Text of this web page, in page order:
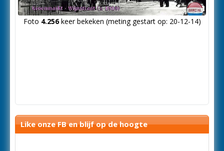
Foto 4.256keer bekeken (meting gestart op: 20-12-14)
Like onze FB en blijf op de hoogte